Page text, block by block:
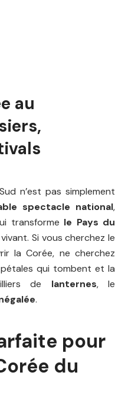
au
n’est pas simplement
spectacle national,
transforme le Pays du
Si vous cherchez le
la Corée, ne cherchez
qui tombent et la
de lanternes, le
.
pour
du